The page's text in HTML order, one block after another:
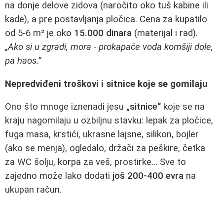
na donje delove zidova (naročito oko tuš kabine ili
kade), a pre postavljanja pločica. Cena za kupatilo
od 5-6 m² je oko 15.000 dinara (materijal i rad).
„Ako si u zgradi, mora - prokapaće voda komšiji dole,
pa haos.“
Nepredviđeni troškovi i sitnice koje se gomilaju
Ono što mnoge iznenadi jesu „sitnice“ koje se na
kraju nagomilaju u ozbiljnu stavku: lepak za pločice,
fuga masa, krstići, ukrasne lajsne, silikon, bojler
(ako se menja), ogledalo, držači za peškire, četka
za WC šolju, korpa za veš, prostirke... Sve to
zajedno može lako dodati još 200-400 evra na
ukupan račun.